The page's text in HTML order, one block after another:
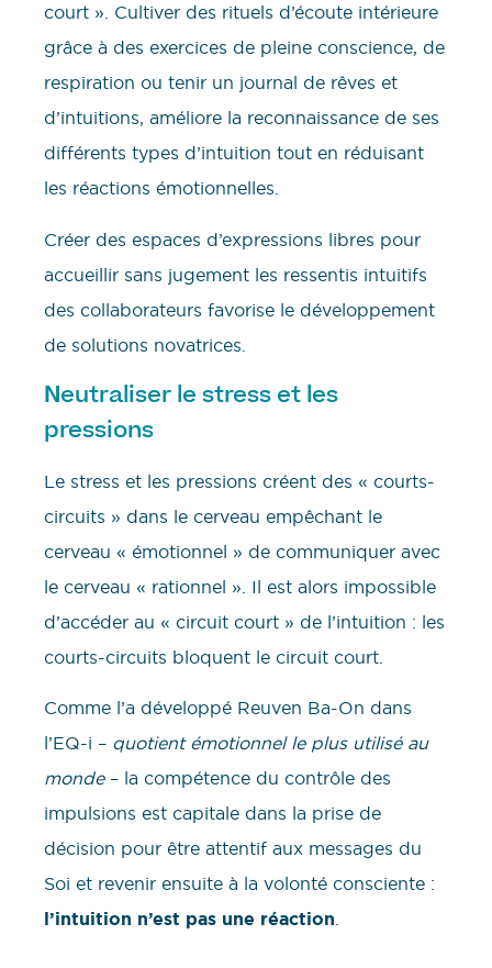
court ». Cultiver des rituels d’écoute intérieure
grâce à des exercices de pleine conscience, de
respiration ou tenir un journal de rêves et
d’intuitions, améliore la reconnaissance de ses
différents types d’intuition tout en réduisant
les réactions émotionnelles.
Créer des espaces d’expressions libres pour
accueillir sans jugement les ressentis intuitifs
des collaborateurs favorise le développement
de solutions novatrices.
N eutraliser le stress et les
pressions
Le stress et les pressions créent des « courts-
circuits » dans le cerveau empêchant le
cerveau « émotionnel » de communiquer avec
le cerveau « rationnel ». Il est alors impossible
d’accéder au « circuit court » de l’intuition : les
courts-circuits bloquent le circuit court.
Comme l’a développé Reuven Ba-On dans
l’EQ-i – quotient émotionnel le plus utilisé au
monde– la compétence du contrôle des
impulsions est capitale dans la prise de
décision pour être attentif aux messages du
Soi et revenir ensuite à la volonté consciente :
l’intuition n’est pas une réaction.